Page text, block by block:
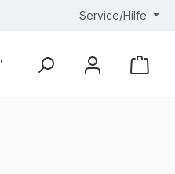
Service/Hilfe
% Outlet %